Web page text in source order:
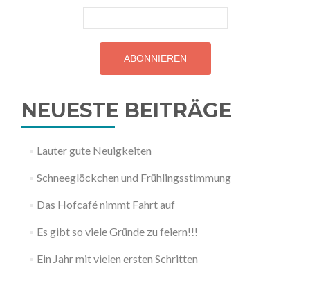
NEUESTE BEITRÄGE
Lauter gute Neuigkeiten
Schneeglöckchen und Frühlingsstimmung
Das Hofcafé nimmt Fahrt auf
Es gibt so viele Gründe zu feiern!!!
Ein Jahr mit vielen ersten Schritten